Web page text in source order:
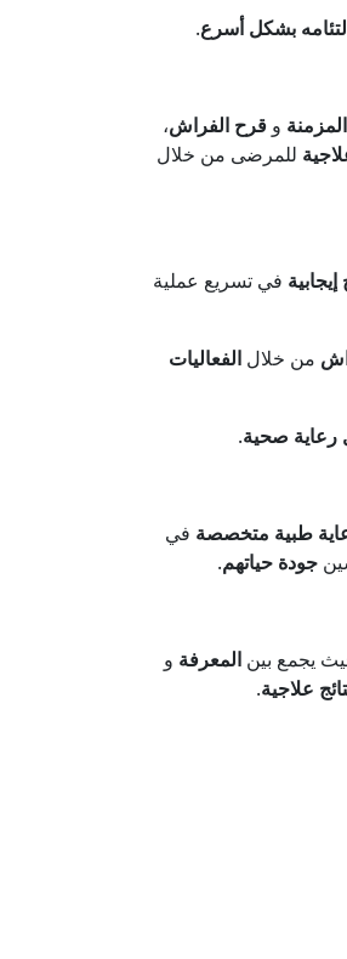
بشكل أسرع.
و قرح الفراش،
للمرضى من خلال
إيجابية في تسريع عملية
من خلال الفعاليات
صحية.
طبية متخصصة في
جودة حياتهم.
يجمع بين المعرفة و
علاجية.